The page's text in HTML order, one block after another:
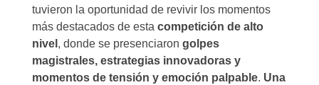
tuvieron la oportunidad de revivir los momentos
más destacados de esta competición de alto
nivel , donde se presenciaron golpes
magistrales, estrategias innovadoras y
momentos de tensión y emoción palpable. Una